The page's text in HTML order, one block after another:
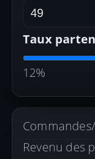
Taux
12%
Revenu des